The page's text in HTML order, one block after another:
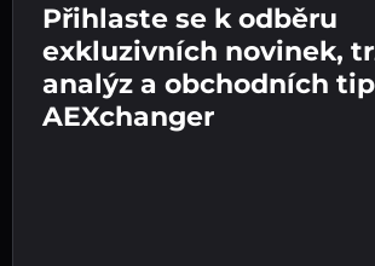
Zadejte adresu své
pokračujte k dalšímu kroku.
Potvrďte svou totožnost 👉
poslednímu kroku.
Odešlete vklad 👉 obdržíte
fiat měnu ve své peněžence.
Přihlaste se k odběru
exkluzivních novinek,
analýz a obchodních
AEXchanger